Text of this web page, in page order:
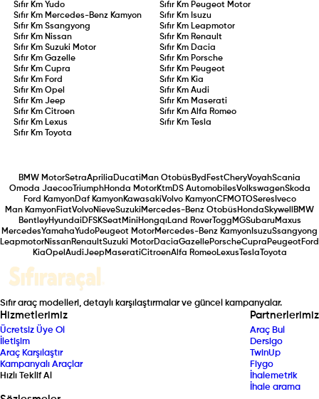
Sıfır KmYudo Sıfır Km Peugeot Motor
Sıfır Km Mercedes-Benz Kamyon Sıfır Km Isuzu
Sıfır KmSsangyong Sıfır Km Leapmotor
Sıfır Km Nissan Sıfır Km Renault
Sıfır KmSuzuki Motor Sıfır Km Dacia
Sıfır KmGazelle Sıfır Km Porsche
Sıfır KmCupra Sıfır Km Peugeot
Sıfır Km Ford Sıfır Km Kia
Sıfır KmOpel Sıfır Km Audi
Sıfır KmJeep Sıfır Km Maserati
Sıfır KmCitroen Sıfır Km Alfa Romeo
Sıfır Km Lexus Sıfır Km
Tesla
Sıfır Km
Toyota
BMW MotorSetraAprilia Ducati Man Otobüs Byd FestCheryVoyahScania
Omoda JaecooTriumphHonda MotorKtmDS AutomobilesVolkswagenSkoda
Ford KamyonDaf KamyonKawasakiVolvo KamyonCFMOTOSeres Iveco
Man KamyonFiatVolvoNieveSuzuki Mercedes-Benz Otobüs HondaSkywell
BMW
BentleyHyundai DFSKSeatMini Hongqı Land RoverTogg MGSubaruMaxus
MercedesYamahaYudoPeugeot MotorMercedes-Benz Kamyon IsuzuSsangyong
LeapmotorNissanRenaultSuzuki MotorDaciaGazellePorscheCupra PeugeotFord
KiaOpel AudiJeep MaseratiCitroenAlfa RomeoLexus Tesla Toyota
Sıfır araç modelleri, detaylı karşılaştırmalar ve güncel kampanyalar.
Hizmetlerimiz
Ücretsiz Üye Ol
İletişim
Araç Karşılaştır
Kampanyalı Araçlar
Hızlı Teklif Al
Partnerlerimiz
Araç Bul
Dersigo
TwinUp
Fiygo
İhalemetrik
İhale arama